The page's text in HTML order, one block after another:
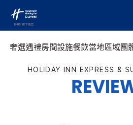
奢選遇禮房間設施餐飲當地區域團
HOLIDAY INN EXPRESS &